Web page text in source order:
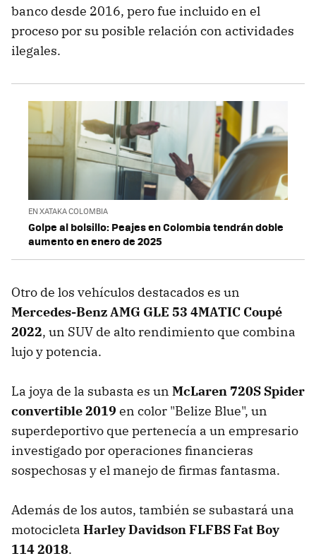
banco desde 2016, pero fue incluido en el
proceso por su posible relación con actividades
ilegales.
EN XATAKA COLOMBIA
Golpe al bolsillo: Peajes en Colombia tendrán doble
aumento en enero de 2025
Otro de los vehículos destacados es un
Mercedes-Benz AMG GLE 53 4MATIC Coupé
2022, un SUV de alto rendimiento que combina
lujo y potencia.
La joya de la subasta es un McLaren 720S Spider
convertible 2019 en color "Belize Blue", un
superdeportivo que pertenecía a un empresario
investigado por operaciones financieras
sospechosas y el manejo de firmas fantasma.
Además de los autos, también se subastará una
motocicleta Harley Davidson FLFBS Fat Boy
114 2018.